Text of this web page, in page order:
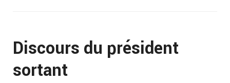
Discours du président
sortant